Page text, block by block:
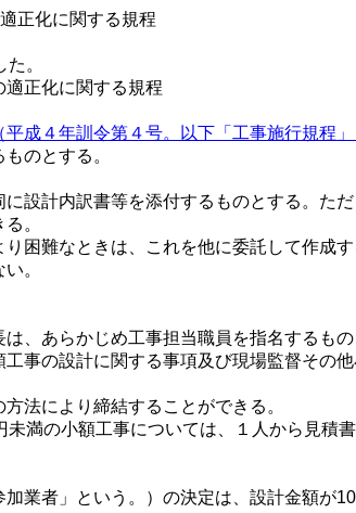
正化に関する規程
。
正化に関する規程
成４年訓令第４号。以下「工事施行規程」
のとする。
設計内訳書等を添付するものとする。た
。
困難なときは、これを他に委託して作成
。
、あらかじめ工事担当職員を指名するもの
事の設計に関する事項及び現場監督その他
法により締結することができる。
満の小額工事については、１人から見積
業者」という。）の決定は、設計金額が